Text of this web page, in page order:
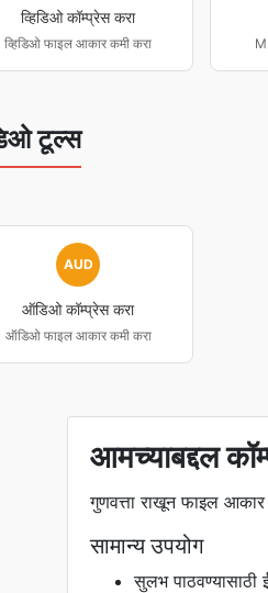
व्हिडिओ कॉम्प्रेस करा
व्हिडिओ फाइल आकार कमी करा
टूल्स
AUD
ऑडिओ कॉम्प्रेस करा
ऑडिओ फाइल आकार कमी करा
आमच्याबद्दल
गुणवत्ता राखून फाइल
सामान्य उपयोग
सुलभ